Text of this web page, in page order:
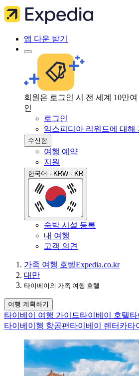
앱 다운 받기
회원은 로그인 시 전 세계 10만
인
로그인
익스피디아 리워드에 대해
수신함
여행 예약
지원
한국어 · KRW · KR
숙박 시설 등록
내 여행
고객 의견
가족 여행 호텔Expedia.co.kr
대만
타이베이의 가족 여행 호텔
여행 계획하기
타이베이 여행 가이드타이베이 호텔
타이베이행 항공편 타이베이 렌터카타